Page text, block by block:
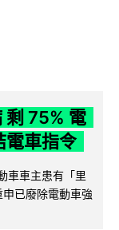
剩 75% 電
電車指令
車車主患有「里
已廢除電動車強